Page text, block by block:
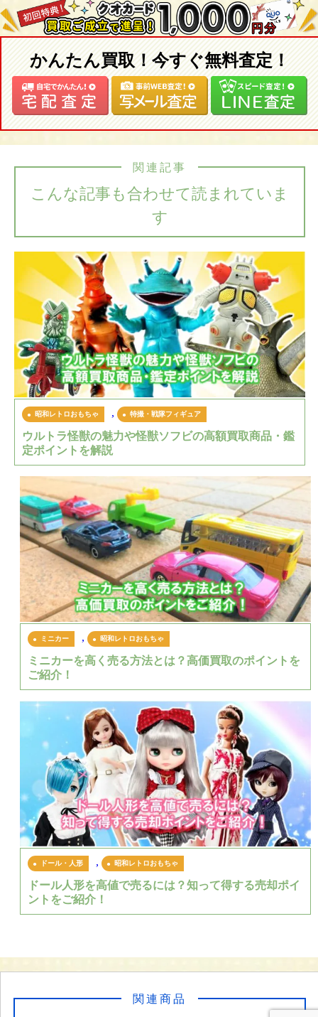
かんたん買取！今すぐ無料査定！
こんな記事も合わせて読まれていま
す
関連記事
昭和レトロおもちゃ , 特撮・戦隊フィギュア
ウルトラ怪獣の魅力や怪獣ソフビの高額買取商品・鑑
定ポイントを解説
ミニカー , 昭和レトロおもちゃ
ミニカーを高く売る方法とは？高価買取のポイントを
ご紹介！
ドール・人形 , 昭和レトロおもちゃ
ドール人形を高値で売るには？知って得する売却ポイ
ントをご紹介！
関連商品